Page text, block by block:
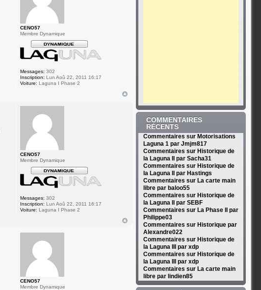
CENO57
Membre Dynamique
Messages: 302
Inscription: Lun Aoû 22, 2011 16:17
Voiture: Laguna I Phase 2
CENO57
Membre Dynamique
Messages: 302
Inscription: Lun Aoû 22, 2011 16:17
Voiture: Laguna I Phase 2
CENO57
Membre Dynamique
COMMENTAIRES
RÉCENTS
Commentaires sur Motorisations
Laguna 1 par Jmjm817
Commentaires sur Historique de
la Laguna II par Sacha31
Commentaires sur Historique de
la Laguna II par Hastings
Commentaires sur La carte main
libre par baloo55
Commentaires sur Historique de
la Laguna II par SEBF
Commentaires sur La Phase II par
Philippe03
Commentaires sur Historique par
Alexandre022
Commentaires sur Historique de
la Laguna III par xdp
Commentaires sur Historique de
la Laguna III par xdp
Commentaires sur La carte main
libre par lindien85